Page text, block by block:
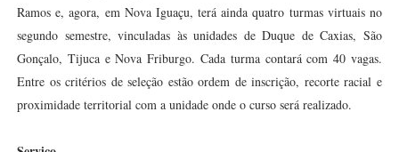
Ramos e, agora, em Nova Iguaçu, terá ainda quatro turmas virtuais no
segundo semestre, vinculadas às unidades de Duque de Caxias, São
Gonçalo, Tijuca e Nova Friburgo. Cada turma contará com 40 vagas.
Entre os critérios de seleção estão ordem de inscrição, recorte racial e
proximidade territorial com a unidade onde o curso será realizado.